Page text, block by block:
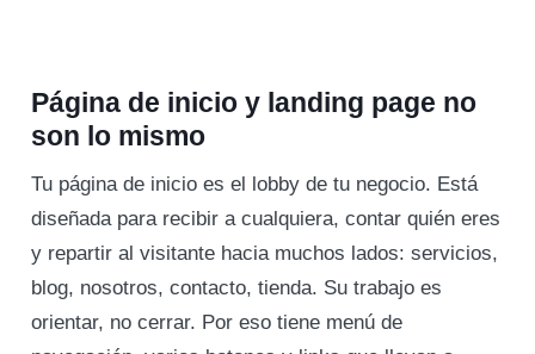
Página de inicio y landing page no
son lo mismo
Tu página de inicio es el lobby de tu negocio. Está
diseñada para recibir a cualquiera, contar quién eres
y repartir al visitante hacia muchos lados: servicios,
blog, nosotros, contacto, tienda. Su trabajo es
orientar, no cerrar. Por eso tiene menú de